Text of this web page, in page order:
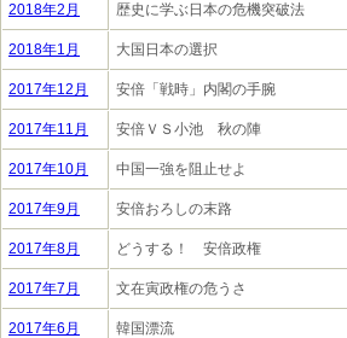
2018年2月 歴史に学ぶ日本の危機突破法
2018年1月 大国日本の選択
2017年12月 安倍「戦時」内閣の手腕
2017年11月 安倍ＶＳ小池 秋の陣
2017年10月 中国一強を阻止せよ
2017年9月 安倍おろしの末路
2017年8月 どうする！ 安倍政権
2017年7月 文在寅政権の危うさ
2017年6月 韓国漂流